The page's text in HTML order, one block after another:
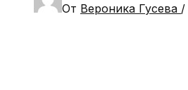
От Вероника Гусева /